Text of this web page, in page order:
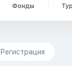
Фонды
Регистрация